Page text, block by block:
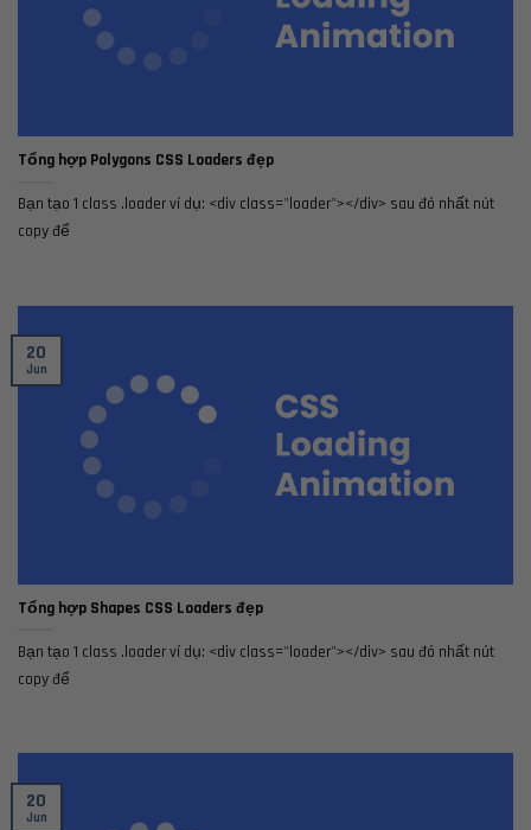
Tổng hợp Polygons CSS Loaders đẹp
Bạn tạo 1 class .loader ví dụ: <div class="loader"></div> sau đó nhất nút
copy để
Tổng hợp Shapes CSS Loaders đẹp
Bạn tạo 1 class .loader ví dụ: <div class="loader"></div> sau đó nhất nút
copy để
20
Jun
20
Jun